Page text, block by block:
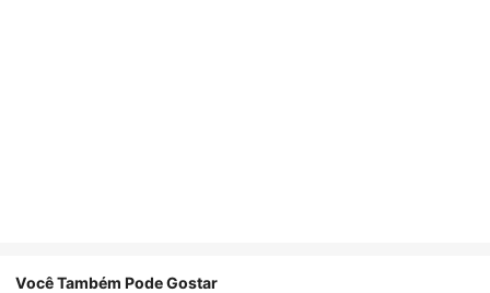
Você Também Pode Gostar